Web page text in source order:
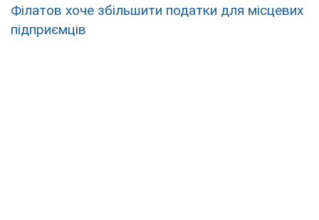
Філатов хоче збільшити податки для місцевих
підприємців